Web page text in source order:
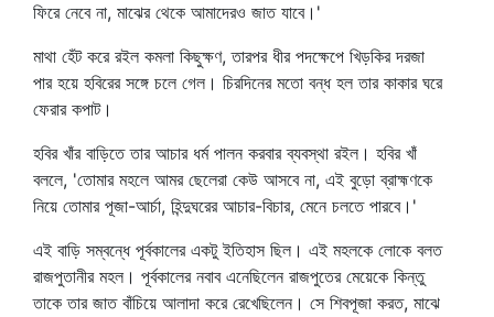
ফিরে নেবে না, মাঝের থেকে আমাদেরও জাত যাবে।'
মাথা হেঁট করে রইল কমলা কিছুক্ষণ, তারপর ধীর পদক্ষেপে খিড়কির দরজা
পার হয়ে হবিরের সঙ্গে চলে গেল। চিরদিনের মতো বন্ধ হল তার কাকার ঘরে
ফেরার কপাট।
হবির খাঁর বাড়িতে তার আচার ধর্ম পালন করবার ব্যবস্থা রইল। হবির খাঁ
বললে, 'তোমার মহলে আমর ছেলেরা কেউ আসবে না, এই বুড়ো ব্রাহ্মণকে
নিয়ে তোমার পূজা-আর্চা, হিন্দুঘরের আচার-বিচার, মেনে চলতে পারবে।'
এই বাড়ি সম্বন্ধে পূর্বকালের একটু ইতিহাস ছিল। এই মহলকে লোকে বলত
রাজপুতানীর মহল। পূর্বকালের নবাব এনেছিলেন রাজপুতের মেয়েকে কিন্তু
তাকে তার জাত বাঁচিয়ে আলাদা করে রেখেছিলেন। সে শিবপূজা করত, মাঝে